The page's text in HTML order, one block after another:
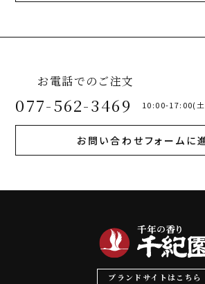
お電話でのご注文
077-562-3469 10:00-17:00(土
お問い合わせフォームに
ブランドサイトはこちら